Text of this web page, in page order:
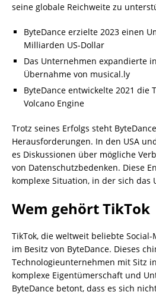
seine globale Reichweite zu
ByteDance erzielte 2023 einen
Milliarden US-Dollar
Das Unternehmen expandierte
Übernahme von musical.ly
ByteDance entwickelte 2021 die
Volcano Engine
Trotz seines Erfolgs steht
Herausforderungen. In den USA
es Diskussionen über mögliche
von Datenschutzbedenken. Diese
komplexe Situation, in der sich das
Wem gehört TikTok
TikTok, die weltweit beliebte
im Besitz von ByteDance. Dieses
Technologieunternehmen mit Sitz
komplexe Eigentümerschaft und
ByteDance betont, dass es sich